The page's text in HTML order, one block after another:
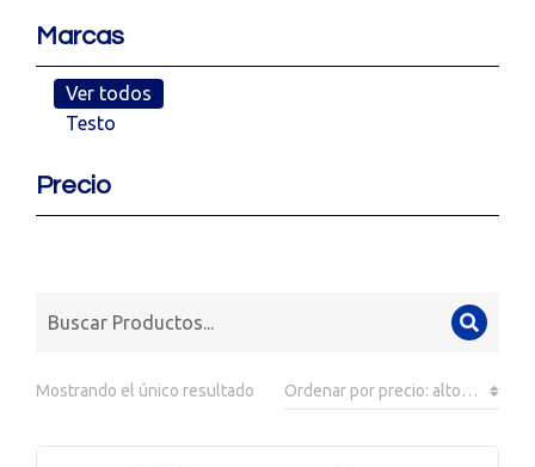
Marcas
Ver todos
Testo
Precio
Mostrando el único resultado